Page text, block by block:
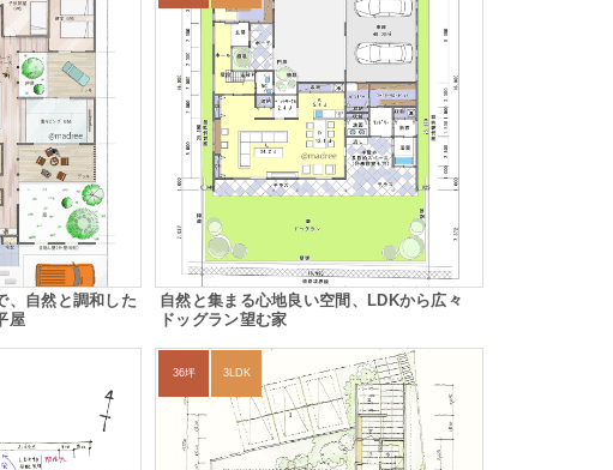
、自然と調和した
屋
自然と集まる心地良い空間、LDKから広々
ドッグラン望む家
36坪 3LDK